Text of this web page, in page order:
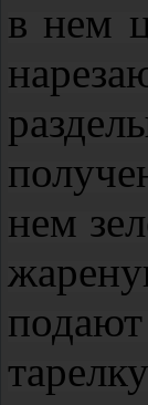
в нем
нем